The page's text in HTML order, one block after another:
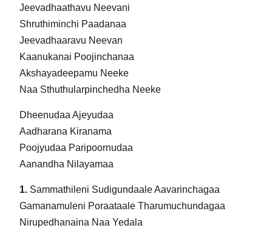
Jeevadhaathavu Neevani
Shruthiminchi Paadanaa
Jeevadhaaravu Neevan
Kaanukanai Poojinchanaa
Akshayadeepamu Neeke
Naa Sthuthularpinchedha Neeke
Dheenudaa Ajeyudaa
Aadharana Kiranama
Poojyudaa Paripoornudaa
Aanandha Nilayamaa
1.Sammathileni Sudigundaale Aavarinchagaa
Gamanamuleni Poraataale Tharumuchundagaa
Nirupedhanaina Naa Yedala